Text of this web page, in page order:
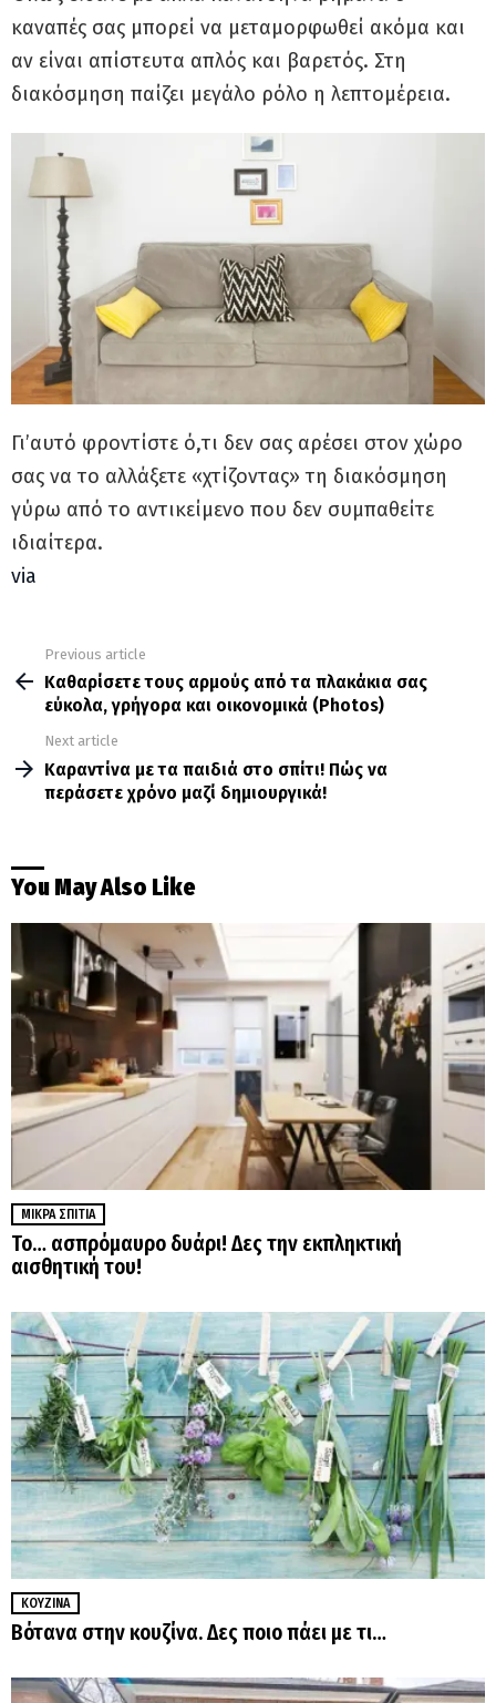
καναπές σας μπορεί να μεταμορφωθεί ακόμα και
αν είναι απίστευτα απλός και βαρετός. Στη
διακόσμηση παίζει μεγάλο ρόλο η λεπτομέρεια.
Γι’αυτό φροντίστε ό,τι δεν σας αρέσει στον χώρο
σας να το αλλάξετε «χτίζοντας» τη διακόσμηση
γύρω από το αντικείμενο που δεν συμπαθείτε
ιδιαίτερα.
via
more
Previous article
Καθαρίσετε τους αρμούς από τα πλακάκια σας
εύκολα, γρήγορα και οικονομικά (Photos)
Next article
Καραντίνα με τα παιδιά στο σπίτι! Πώς να
περάσετε χρόνο μαζί δημιουργικά!
You May Also Like
ΜΙΚΡΆ ΣΠΊΤΙΑ
Το… ασπρόμαυρο δυάρι! Δες την εκπληκτική
αισθητική του!
ΚΟΥΖΊΝΑ
Βότανα στην κουζίνα. Δες ποιο πάει με τι…